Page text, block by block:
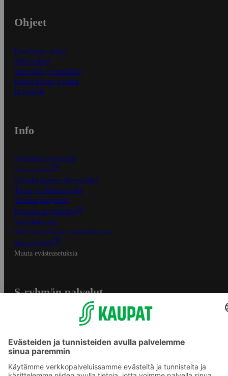
Ohjeet
Ensitilaajan ohjeet
Näin maksat
Näin tilaat ja muokkaat
Kaikki ohjeet ja vinkit
In English
Info
S-Business yrityksille
Oiva-raportit
Osuuskauppojen yhteystiedot
Tilaus- ja toimitusehdot
Tietosuojakäytäntö
Palvelun käyttöehdot
Saavutettavuus
Mobiilisovelluksen saavutettavuus
Mainostajalle
Muuta evästeasetuksia
S-ryhmän palvelut
Yhteishyvä Ruoka -sovellus
S-ostoslista -sovellus
Prisma.fi